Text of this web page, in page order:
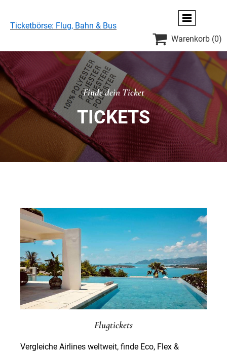
Ticketbörse: Flug, Bahn & Bus
 Warenkorb (0)
Finde dein Ticket
TICKETS
Flugtickets
Vergleiche Airlines weltweit, finde Eco, Flex &